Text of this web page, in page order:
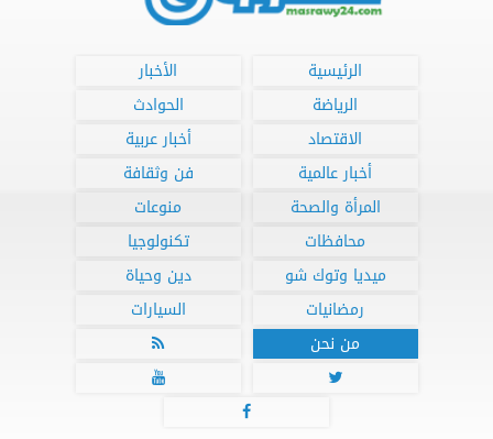
الرئيسية
الأخبار
الرياضة
الحوادث
الاقتصاد
أخبار عربية
أخبار عالمية
فن وثقافة
المرأة والصحة
منوعات
محافظات
تكنولوجيا
ميديا وتوك شو
دين وحياة
رمضانيات
السيارات
من نحن



